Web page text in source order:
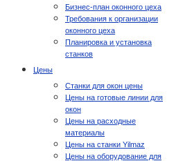
Бизнес-план оконного цеха
Требования к организации
оконного цеха
Планировка и установка
станков
Цены
Станки для окон цены
Цены на готовые линии для
окон
Цены на расходные
материалы
Цены на станки Yilmaz
Цены на оборудование для